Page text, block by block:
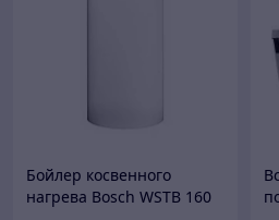
Бойлер косвенного
нагрева Bosch WSTB 160